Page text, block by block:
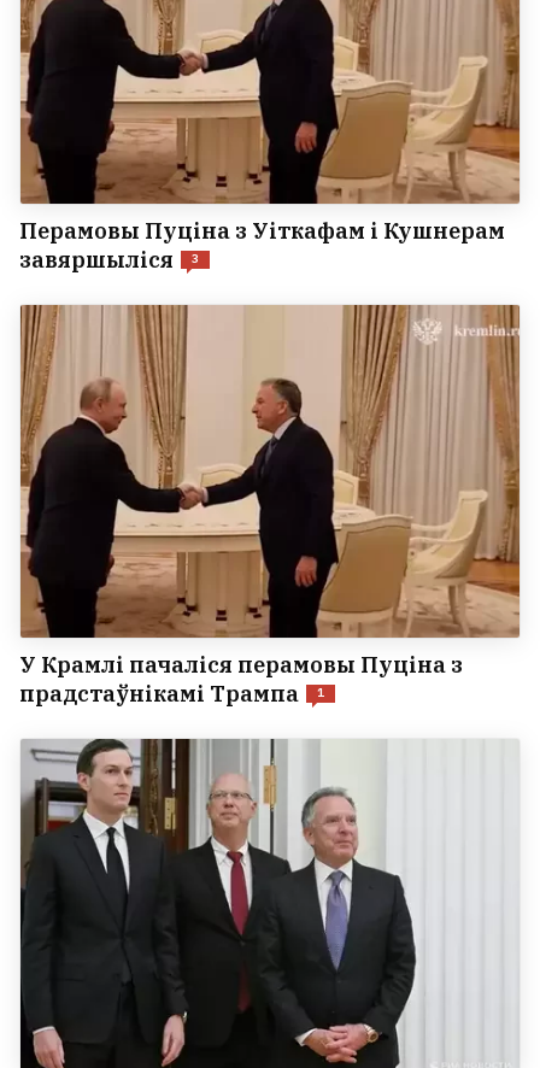
Перамовы Пуціна з Уіткафам і Кушнерам
завяршыліся
3
У Крамлі пачаліся перамовы Пуціна з
прадстаўнікамі Трампа
1